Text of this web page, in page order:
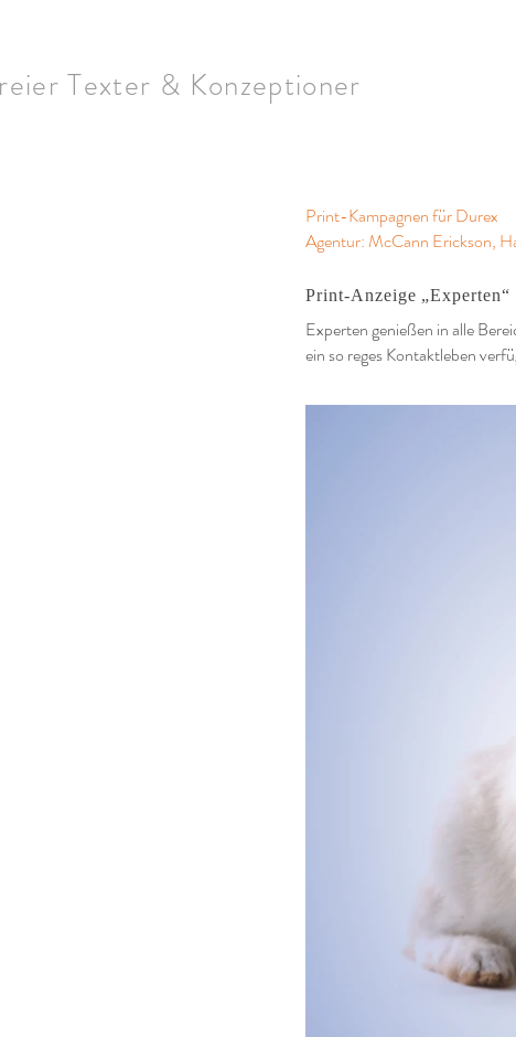
Print-Kampagnen für Durex
Agentur: McCann Erickson,
Print-Anzeige „Experten“
Experten genießen in alle
ein so reges Kontaktleben
Texter & Konzeptioner